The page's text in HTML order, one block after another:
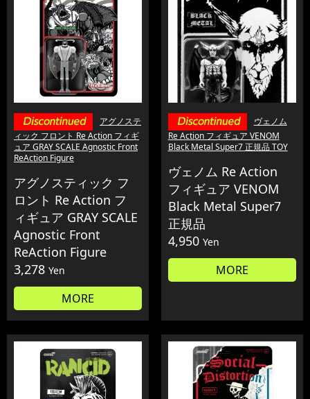
アグノステ
ィック フロント Re Action フィギ
ュア GRAY SCALE Agnostic Front
ReAction Figure
アグノスティック フ
ロント Re Action フ
ィギュア GRAY SCALE
Agnostic Front
ReAction Figure
3,278 Yen
MORE
ヴェノム
Re Action フィギュア VENOM
Black Metal Super7 正規品 TOY
ヴェノム Re Action
フィギュア VENOM
Black Metal Super7
正規品
4,950 Yen
MORE